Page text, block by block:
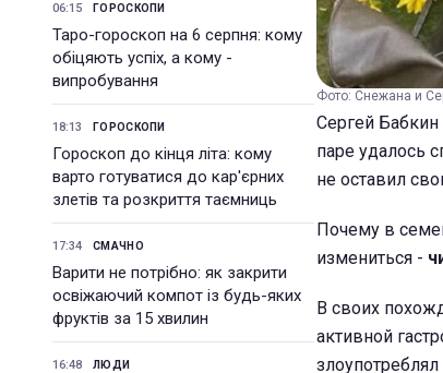
06:15 ГОРОСКОПИ
Таро-гороскоп на 6 серпня: кому
обіцяють успіх, а кому -
випробування
18:13 ГОРОСКОПИ
Гороскоп до кінця літа: кому
варто готуватися до кар'єрних
злетів та розкриття таємниць
17:34 СМАЧНО
Варити не потрібно: як закрити
освіжаючий компот із будь-яких
фруктів за 15 хвилин
16:48 ЛЮДИ
Фото: Снежана и
Сергей Бабкин
паре удалось
не оставил
Почему в
измениться -
В своих
активной